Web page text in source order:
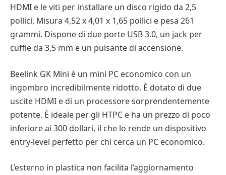
HDMI e le viti per installare un disco rigido da 2,5
pollici. Misura 4,52 x 4,01 x 1,65 pollici e pesa 261
grammi. Dispone di due porte USB 3.0, un jack per
cuffie da 3,5 mm e un pulsante di accensione.
Beelink GK Mini è un mini PC economico con un
ingombro incredibilmente ridotto. È dotato di due
uscite HDMI e di un processore sorprendentemente
potente. È ideale per gli HTPC e ha un prezzo di poco
inferiore ai 300 dollari, il che lo rende un dispositivo
entry-level perfetto per chi cerca un PC economico.
L’esterno in plastica non facilita l’aggiornamento